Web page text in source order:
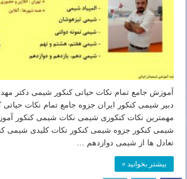
آموزش جامع تمام نکات حیاتی کنکور شیمی دکتر
دبیر شیمی کنکور ایران جزوه جامع تمام نکات
مهمترین نکات کنکوری شیمی نکات شیمی کنکور
شیمی کنکور جزوه شیمی کنکور نکات کلیدی شیمی
تعادل ها از شیمی دوازدهم …
بیشتر بخوانید »